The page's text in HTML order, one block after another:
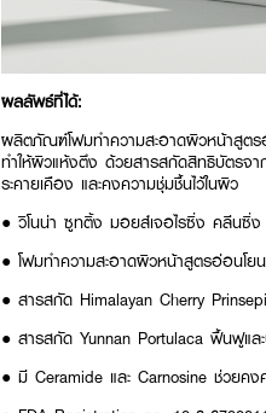
ผลลัพธ์ที่ได้:
ผลิตภัณฑ์โฟมทำความสะอาดผิวหน้าสูตร
ทำให้ผิวแห้งตึง ด้วยสารสกัดสิทธิบัตรจา
ระคายเคือง และคงความชุ่มชื้นไว้ในผิว
● วิโนน่า ซูทติ้ง มอยส์เจอไรซิ่ง คลีนซิ่ง
● โฟมทำความสะอาดผิวหน้าสูตรอ่อนโย
● สารสกัด Himalayan Cherry
● สารสกัด Yunnan Portulaca ฟื้นฟูแล
● มี Ceramide และ Carnosine ช่วยค